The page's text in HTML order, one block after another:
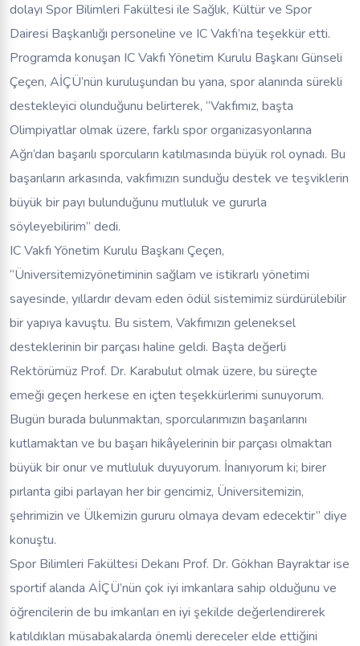
dolayı Spor Bilimleri Fakültesi ile Sağlık, Kültür ve Spor
Dairesi Başkanlığı personeline ve IC Vakfı’na teşekkür etti.
Programda konuşan IC Vakfı Yönetim Kurulu Başkanı Günseli
Çeçen, AİÇÜ’nün kuruluşundan bu yana, spor alanında sürekli
destekleyici olunduğunu belirterek, “Vakfımız, başta
Olimpiyatlar olmak üzere, farklı spor organizasyonlarına
Ağrı’dan başarılı sporcuların katılmasında büyük rol oynadı. Bu
başarıların arkasında, vakfımızın sunduğu destek ve teşviklerin
büyük bir payı bulunduğunu mutluluk ve gururla
söyleyebilirim” dedi.
IC Vakfı Yönetim Kurulu Başkanı Çeçen,
“Üniversitemizyönetiminin sağlam ve istikrarlı yönetimi
sayesinde, yıllardır devam eden ödül sistemimiz sürdürülebilir
bir yapıya kavuştu. Bu sistem, Vakfımızın geleneksel
desteklerinin bir parçası haline geldi. Başta değerli
Rektörümüz Prof. Dr. Karabulut olmak üzere, bu süreçte
emeği geçen herkese en içten teşekkürlerimi sunuyorum.
Bugün burada bulunmaktan, sporcularımızın başarılarını
kutlamaktan ve bu başarı hikâyelerinin bir parçası olmaktan
büyük bir onur ve mutluluk duyuyorum. İnanıyorum ki; birer
pırlanta gibi parlayan her bir gencimiz, Üniversitemizin,
şehrimizin ve Ülkemizin gururu olmaya devam edecektir” diye
konuştu.
Spor Bilimleri Fakültesi Dekanı Prof. Dr. Gökhan Bayraktar ise
sportif alanda AİÇÜ’nün çok iyi imkanlara sahip olduğunu ve
öğrencilerin de bu imkanları en iyi şekilde değerlendirerek
katıldıkları müsabakalarda önemli dereceler elde ettiğini